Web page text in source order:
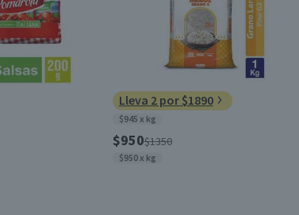
(g)
un adulto promedio (8400 kj / 2000 kcal)
15 g
Sobre
Lleva 2 por $1890
$945 x kg
$950$1350
$950 x kg